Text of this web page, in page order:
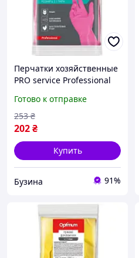
Перчатки хозяйственные
PRO service Professional
пара L 4823071628661
buzyna
Готово к отправке
202₴
253 ₴
Купить
Бузина 91%